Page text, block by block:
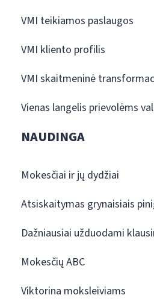
VMI teikiamos paslaugos
VMI kliento profilis
VMI skaitmeninė
Vienas langelis prievolėms
NAUDINGA
Mokesčiai ir jų dydžiai
Atsiskaitymas grynaisiais
Dažniausiai užduodami
Mokesčių ABC
Viktorina moksleiviams